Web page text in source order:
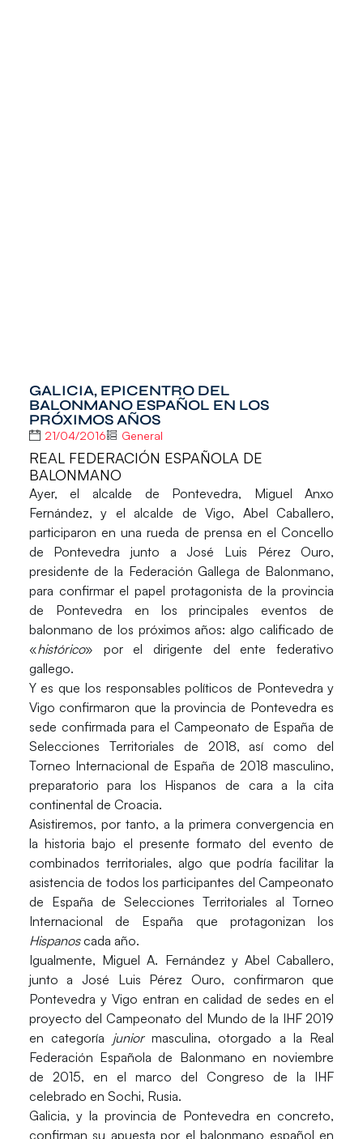
GALICIA, EPICENTRO DEL
BALONMANO ESPAÑOL EN LOS
PRÓXIMOS AÑOS
21/04/2016 General
REAL FEDERACIÓN ESPAÑOLA DE
BALONMANO
Ayer, el alcalde de Pontevedra, Miguel Anxo
Fernández, y el alcalde de Vigo, Abel Caballero,
participaron en una rueda de prensa en el Concello
de Pontevedra junto aJosé Luis Pérez Ouro,
presidente de la Federación Gallega de Balonmano,
para confirmar el papel protagonista de la provincia
de Pontevedra en los principales eventos de
balonmano de los próximos años: algo calificado de
«histórico» por el dirigente del ente federativo
gallego.
Y es que los responsables políticos de Pontevedray
Vigoconfirmaron que la provincia de Pontevedra es
sede confirmada para el Campeonato de España de
Selecciones Territoriales de 2018, así como del
Torneo Internacional de España de 2018 masculino,
preparatorio para los Hispanos de cara a la cita
continental de Croacia.
Asistiremos, por tanto, a la primera convergencia en
la historia bajo el presente formato del evento de
combinados territoriales, algo que podría facilitar la
asistencia de todos los participantes del Campeonato
de España de Selecciones Territoriales al Torneo
Internacional de España que protagonizan los
Hispanoscada año.
Igualmente, Miguel A. Fernández y Abel Caballero,
junto a José Luis Pérez Ouro, confirmaron que
Pontevedra y Vigo entran en calidad de sedes en el
proyecto delCampeonato del Mundo de la IHF 2019
en categoría juniormasculina, otorgado a la Real
Federación Española de Balonmano en noviembre
de 2015, en el marco del Congreso de la IHF
celebrado en Sochi, Rusia.
Galicia, y la provincia de Pontevedra en concreto,
confirman su apuesta por el balonmano español en